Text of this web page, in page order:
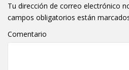
Tu dirección de correo electrónico
campos obligatorios están
Comentario